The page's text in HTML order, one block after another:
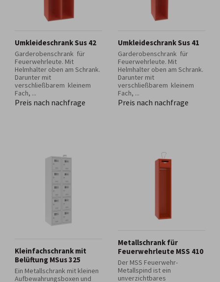
Umkleideschrank Sus 42
Garderobenschrank für
Feuerwehrleute. Mit
Helmhalter oben am Schrank.
Darunter mit
verschließbarem kleinem
Fach, ...
Preis nach nachfrage
Umkleideschrank Sus 41
Garderobenschrank für
Feuerwehrleute. Mit
Helmhalter oben am Schrank.
Darunter mit
verschließbarem kleinem
Fach, ...
Preis nach nachfrage
Kleinfachschrank mit
Belüftung MSus 325
Ein Metallschrank mit kleinen
Aufbewahrungsboxen und
Metallschrank für
Feuerwehrleute MSS 410
Der MSS Feuerwehr-
Metallspind ist ein
unverzichtbares